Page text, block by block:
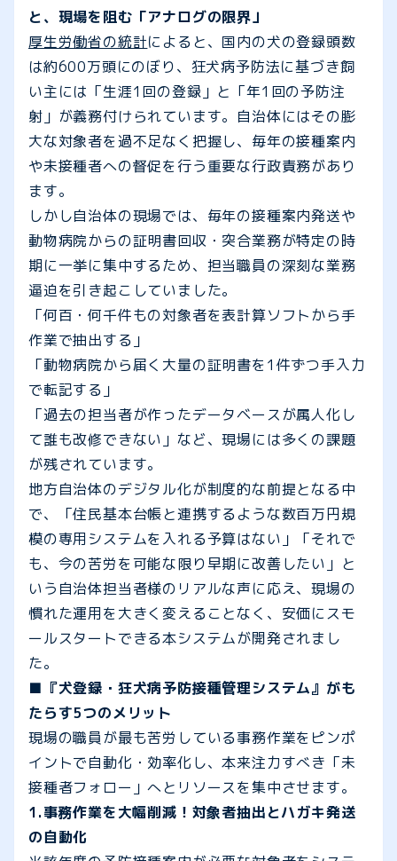
と、現場を阻む「アナログの限界」
厚生労働省の統計によると、国内の犬の登録頭数
は約600万頭にのぼり、狂犬病予防法に基づき飼
い主には「生涯1回の登録」と「年1回の予防注
射」が義務付けられています。自治体にはその膨
大な対象者を過不足なく把握し、毎年の接種案内
や未接種者への督促を行う重要な行政責務があり
ます。
しかし自治体の現場では、毎年の接種案内発送や
動物病院からの証明書回収・突合業務が特定の時
期に一挙に集中するため、担当職員の深刻な業務
逼迫を引き起こしていました。
「何百・何千件もの対象者を表計算ソフトから手
作業で抽出する」
「動物病院から届く大量の証明書を1件ずつ手入力
で転記する」
「過去の担当者が作ったデータベースが属人化し
て誰も改修できない」など、現場には多くの課題
が残されています。
地方自治体のデジタル化が制度的な前提となる中
で、「住民基本台帳と連携するような数百万円規
模の専用システムを入れる予算はない」「それで
も、今の苦労を可能な限り早期に改善したい」と
いう自治体担当者様のリアルな声に応え、現場の
慣れた運用を大きく変えることなく、安価にスモ
ールスタートできる本システムが開発されまし
た。
■『犬登録・狂犬病予防接種管理システム』がも
たらす5つのメリット
現場の職員が最も苦労している事務作業をピンポ
イントで自動化・効率化し、本来注力すべき「未
接種者フォロー」へとリソースを集中させます。
1.事務作業を大幅削減！対象者抽出とハガキ発送
の自動化